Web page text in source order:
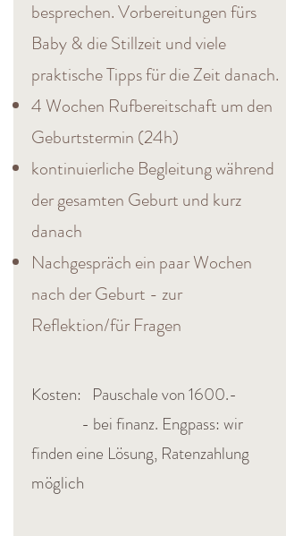
besprechen. Vorbereitungen fürs
Baby & die Stillzeit und viele
praktische Tipps für die Zeit danach.
4 Wochen Rufbereitschaft um den
Geburtstermin (24h)
kontinuierliche Begleitung während
der gesamten Geburt und kurz
danach
Nachgespräch ein paar Wochen
nach der Geburt - zur
Reflektion/für Fragen
Kosten: Pauschale von 1600.-​
- bei finanz. Engpass: wir
finden eine Lösung, Ratenzahlung
möglich